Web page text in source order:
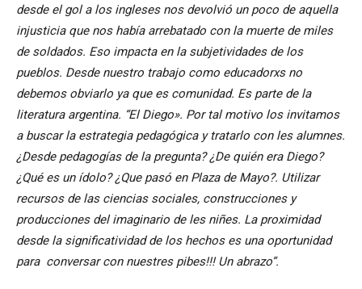
desde el gol a los ingleses nos devolvió un poco de aquella
injusticia que nos había arrebatado con la muerte de miles
de soldados. Eso impacta en la subjetividades de los
pueblos. Desde nuestro trabajo como educadorxs no
debemos obviarlo ya que es comunidad. Es parte de la
literatura argentina. “El Diego». Por tal motivo los invitamos
a buscar la estrategia pedagógica y tratarlo con les alumnes.
¿Desde pedagogías de la pregunta? ¿De quién era Diego?
¿Qué es un ídolo? ¿Que pasó en Plaza de Mayo?. Utilizar
recursos de las ciencias sociales, construcciones y
producciones del imaginario de les niñes. La proximidad
desde la significatividad de los hechos es una oportunidad
para conversar con nuestres pibes!!! Un abrazo”.